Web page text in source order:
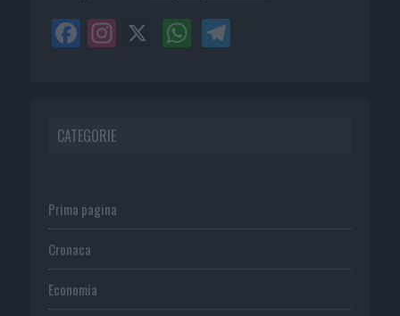
CATEGORIE
Prima pagina
Cronaca
Economia